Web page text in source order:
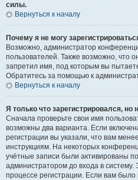
силы.
Вернуться к началу
Почему я не могу
Возможно, администратор
пользователей. Также возможно, что
запретил имя, под которым вы
Обратитесь за помощью к
Вернуться к началу
Я только что зарегистрировался, но
Сначала проверьте свои имя
возможны два варианта. Если
регистрации вы указали, что вам
инструкциям. На некоторых
учётные записи были активированы
администратором до входа в
процессе регистрации. Если вам